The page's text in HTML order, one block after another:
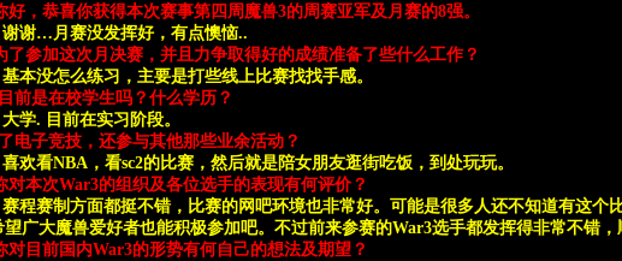
好，恭喜你获得本次赛事第四周魔兽3的周赛亚军及月赛的8强。
谢谢…月赛没发挥好，有点懊恼..
了参加这次月决赛，并且力争取得好的成绩准备了些什么工作？
基本没怎么练习，主要是打些线上比赛找找手感。
前是在校学生吗？什么学历？
大学. 目前在实习阶段。
电子竞技，还参与其他那些业余活动？
喜欢看NBA，看sc2的比赛，然后就是陪女朋友逛街吃饭，到处玩玩。
对本次War3的组织及各位选手的表现有何评价？
赛程赛制方面都挺不错，比赛的网吧环境也非常好。可能是很多人还不知道有这
广大魔兽爱好者也能积极参加吧。不过前来参赛的War3选手都发挥得非常不错，
对目前国内War3的形势有何自己的想法及期望？